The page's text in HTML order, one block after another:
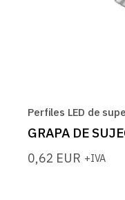
Perfiles LED de
GRAPA DE
0,62 EUR +IVA